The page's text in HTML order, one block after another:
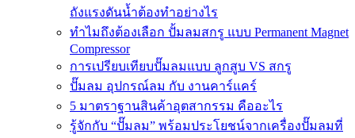
ถังแรงดันน้ำต้องทำอย่างไร
ทำไมถึงต้องเลือก ปั้มลมสกรู แบบ Permanent Magnet
Compressor
การเปรียบเทียบปั๊มลมแบบ ลูกสูบ VS สกรู
ปั๊มลม อุปกรณ์ลม กับ งานคาร์แคร์
5 มาตราฐานสินค้าอุตสากรรม คืออะไร
รู้จักกับ “ปั๊มลม” พร้อมประโยชน์จากเครื่องปั๊มลมที่